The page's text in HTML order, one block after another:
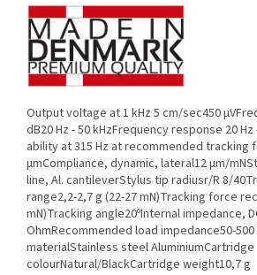
Output voltage at 1 kHz 5 cm/sec450
dB20 Hz - 50 kHzFrequency response 20
ability at 315 Hz at recommended tracking
μmCompliance, dynamic, lateral12 μm/
line, Al. cantileverStylus tip radiusr/R 8/
range2,2-2,7 g (22-27 mN)Tracking force
mN)Tracking angle20ºInternal impedance,
OhmRecommended load impedance50-
materialStainless steel AluminiumCartridge
colourNatural/BlackCartridge weight10,7 g